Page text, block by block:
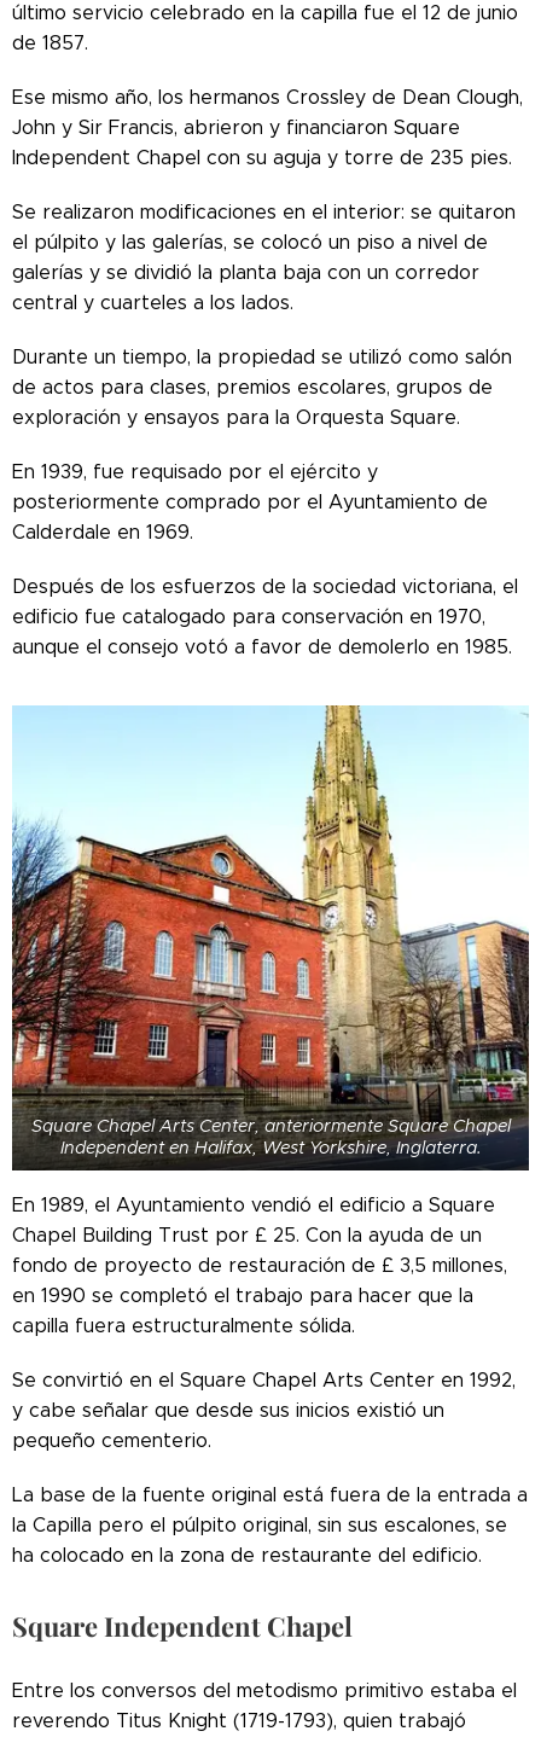
último servicio celebrado en la capilla fue el 12 de junio
de 1857.
Ese mismo año, los hermanos Crossley de Dean Clough,
John y Sir Francis, abrieron y financiaron Square
Independent Chapel con su aguja y torre de 235 pies.
Se realizaron modificaciones en el interior: se quitaron
el púlpito y las galerías, se colocó un piso a nivel de
galerías y se dividió la planta baja con un corredor
central y cuarteles a los lados.
Durante un tiempo, la propiedad se utilizó como salón
de actos para clases, premios escolares, grupos de
exploración y ensayos para la Orquesta Square.
En 1939, fue requisado por el ejército y
posteriormente comprado por el Ayuntamiento de
Calderdale en 1969.
Después de los esfuerzos de la sociedad victoriana, el
edificio fue catalogado para conservación en 1970,
aunque el consejo votó a favor de demolerlo en 1985.
Square Chapel Arts Center, anteriormente Square Chapel
Independent en Halifax, West Yorkshire, Inglaterra.
En 1989, el Ayuntamiento vendió el edificio a Square
Chapel Building Trust por £ 25. Con la ayuda de un
fondo de proyecto de restauración de £ 3,5 millones,
en 1990 se completó el trabajo para hacer que la
capilla fuera estructuralmente sólida.
Se convirtió en el Square Chapel Arts Center en 1992,
y cabe señalar que desde sus inicios existió un
pequeño cementerio.
La base de la fuente original está fuera de la entrada a
la Capilla pero el púlpito original, sin sus escalones, se
ha colocado en la zona de restaurante del edificio.
Square Independent Chapel
Entre los conversos del metodismo primitivo estaba el
reverendo Titus Knight (1719-1793), quien trabajó
Retrato de
Selina
condesa de
Huntingdon
(1707-1791)
alrededor de
benefactora
del
metodista.
Óleo sobre
lienzo. 56,5